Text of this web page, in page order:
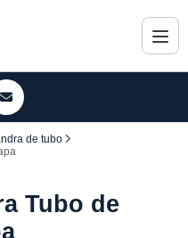
de tubo
Tubo de